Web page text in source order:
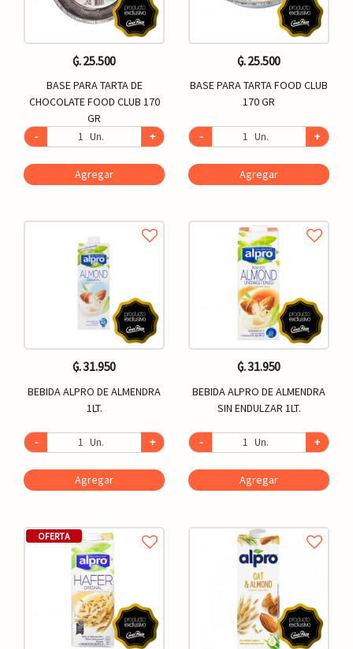
₲. 25.500
BASE PARA TARTA DE
CHOCOLATE FOOD CLUB 170
GR
-
Un. +
Agregar
₲. 25.500
BASE PARA TARTA FOOD CLUB
170 GR
- Un. +
Agregar
₲. 31.950
BEBIDA ALPRO DE ALMENDRA
1LT.
- Un. +
Agregar
₲. 31.950
BEBIDA ALPRO DE ALMENDRA
SIN ENDULZAR 1LT.
- Un. +
Agregar
OFERTA